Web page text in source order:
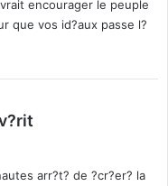
encourager le peuple
que vos id?aux passe l?
arr?t? de ?cr?er? la